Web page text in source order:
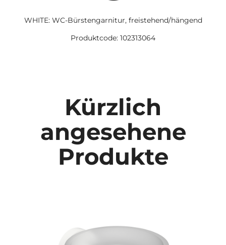
WHITE: WC-Bürstengarnitur, freistehend/hängend
Produktcode: 102313064
Kürzlich
angesehene
Produkte